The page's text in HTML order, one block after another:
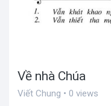
Về nhà Chúa
Viết Chung • 0 views